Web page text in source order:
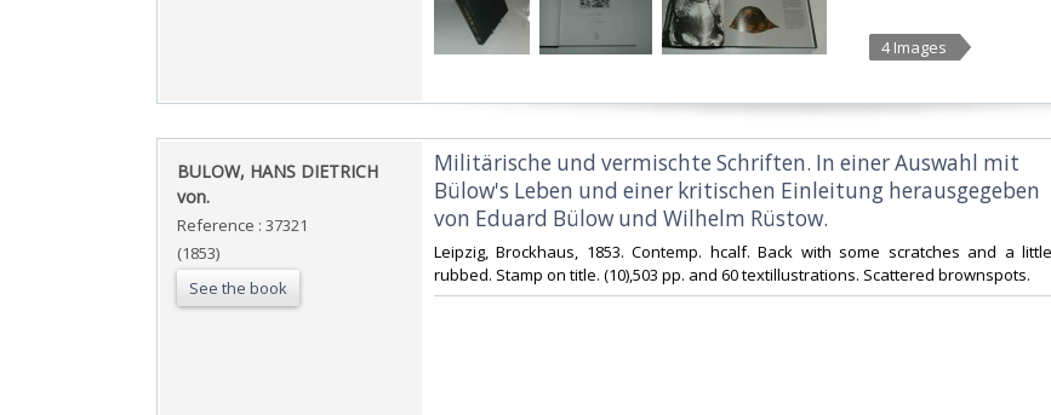
4 Images
‎BULOW, HANS DIETRICH
von.‎
Reference : 37321
(1853)
See the book
‎Militärische und vermischte Schriften. In einer Auswahl mit
Bülow's Leben und einer kritischen Einleitung herausgegeben
von Eduard Bülow und Wilhelm Rüstow.‎
‎Leipzig, Brockhaus, 1853. Contemp. hcalf. Back with some scratches and a little
rubbed. Stamp on title. (10),503 pp. and 60 textillustrations. Scattered brownspots.‎